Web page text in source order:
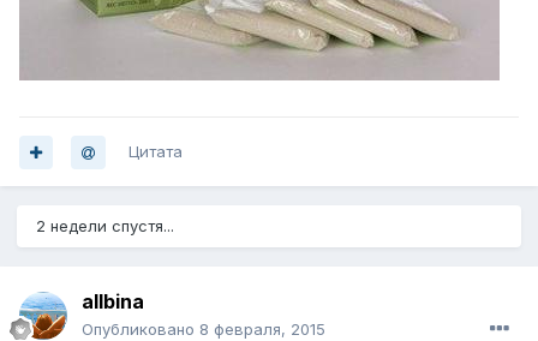
Цитата
2 недели спустя...
allbina
Опубликовано 8 февраля, 2015